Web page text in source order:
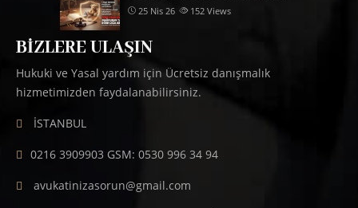
25 Nis 26 152 Views
BIZLERE ULAŞIN
Hukuki ve Yasal yardım için Ücretsiz danışmalık
hizmetimizden faydalanabilirsiniz.
İSTANBUL
0216 3909903 GSM: 0530 996 34 94
avukatinizasorun@gmail.com